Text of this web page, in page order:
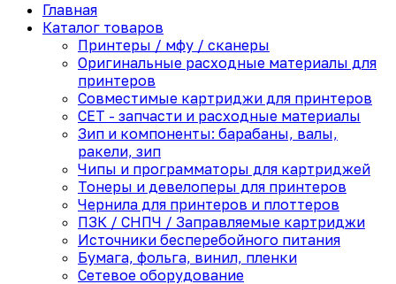
Главная
Каталог товаров
Принтеры / мфу / сканеры
Оригинальные расходные материалы для
принтеров
Совместимые картриджи для принтеров
CET - запчасти и расходные материалы
Зип и компоненты: барабаны, валы,
ракели, зип
Чипы и программаторы для картриджей
Тонеры и девелоперы для принтеров
Чернила для принтеров и плоттеров
ПЗК / СНПЧ / Заправляемые картриджи
Источники бесперебойного питания
Бумага, фольга, винил, пленки
Сетевое оборудование